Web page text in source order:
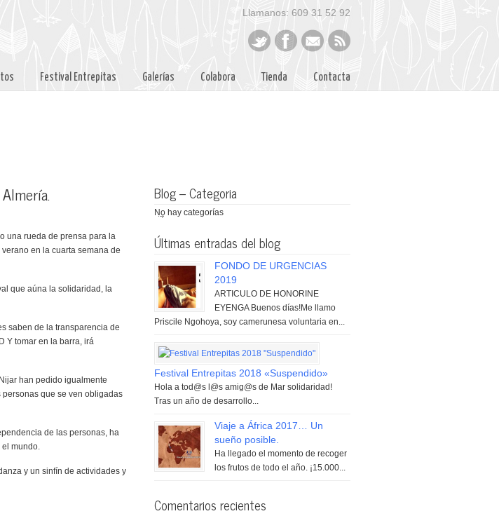
Llamanos: 609 31 52 92
Festival Entrepitas Galerías Colabora Tienda Contacta
una rueda de prensa para la
en la cuarta semana de
que aúna la solidaridad, la
saben de la transparencia de
Y tomar en la barra, irá
han pedido igualmente
que se ven obligadas
de las personas, ha
mundo.
y un sinfín de actividades y
Blog – Categoria
No hay categorías
Últimas entradas del blog
FONDO DE URGENCIAS
2019
ARTICULO DE HONORINE
EYENGA Buenos días!Me llamo
Priscile Ngohoya, soy camerunesa voluntaria en...
Festival Entrepitas 2018 «Suspendido»
Hola a tod@s l@s amig@s de Mar solidaridad!
Tras un año de desarrollo...
Viaje a África 2017… Un
sueño posible.
Ha llegado el momento de recoger
los frutos de todo el año. ¡15.000...
Comentarios recientes